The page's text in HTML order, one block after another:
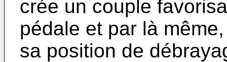
crée un couple
pédale et par là
sa position de